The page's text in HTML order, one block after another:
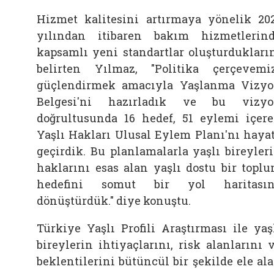
Hizmet kalitesini artırmaya yönelik
yılından itibaren bakım
kapsamlı yeni standartlar
belirten Yılmaz, "Politika
güçlendirmek amacıyla Yaşlanma
Belgesi'ni hazırladık ve bu
doğrultusunda 16 hedef, 51 eylemi
Yaşlı Hakları Ulusal Eylem Planı'nı
geçirdik. Bu planlamalarla yaşlı
haklarını esas alan yaşlı dostu bir
hedefini somut bir yol
dönüştürdük." diye konuştu.
Türkiye Yaşlı Profili Araştırması ile
bireylerin ihtiyaçlarını, risk alanlarını
beklentilerini bütüncül bir şekilde ele